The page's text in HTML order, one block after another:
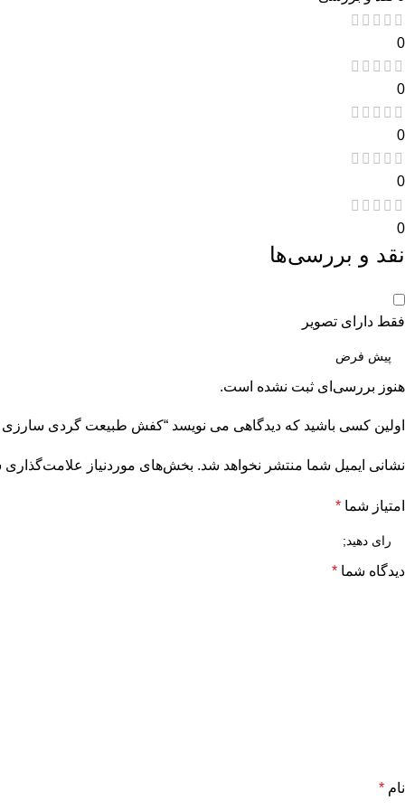
0
0
0
0
0
نقد و بررسی‌ها
فقط دارای تصویر
هنوز بررسی‌ای ثبت نشده است.
اولین کسی باشید که دیدگاهی می نویسد “کفش طبیعت گردی سارزی
نشانی ایمیل شما منتشر نخواهد شد. بخش‌های موردنیاز علامت‌گذاری
امتیاز شما *
دیدگاه شما *
نام *